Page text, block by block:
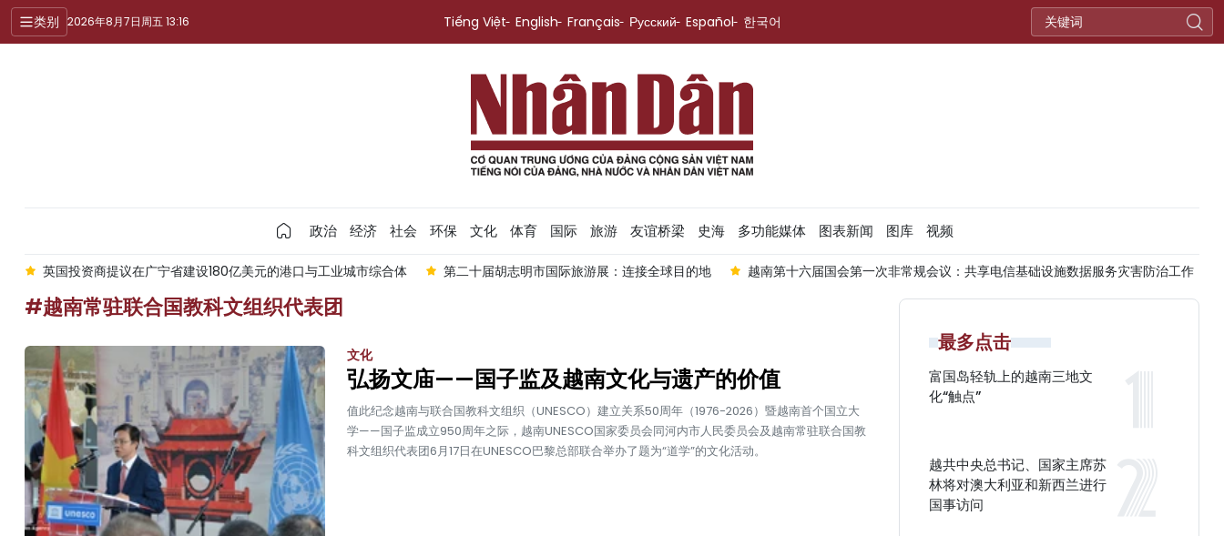
类别 2026年8月7日周五 13:16 Tiếng Việt English Français Русский Español 한국어
政治 经济 社会 环保 文化 体育 国际 旅游 友谊桥梁 史海 多功能媒体 图表新闻 图库 视频
商提议在广宁省建设180亿美元的港口与工业城市综合体 第二十届胡志明市国际旅游展：连接全球目的地 越南第十六届国会第一次非常规会议：共享电信基础设施数据服务灾害防治工作 越南政府副总
#越南常驻联合国教科文组织代表团
文化
弘扬文庙——国子监及越南文化与遗产的价值
值此纪念越南与联合国教科文组织（UNESCO）建立关系50周年（1976-2026）暨越南首个国立大
学——国子监成立950周年之际，越南UNESCO国家委员会同河内市人民委员会及越南常驻联合国教
科文组织代表团6月17日在UNESCO巴黎总部联合举办了题为“道学”的文化活动。
最多点击
富国岛轻轨上的越南三地文
化“触点”
越共中央总书记、国家主席苏
林将对澳大利亚和新西兰进行
国事访问